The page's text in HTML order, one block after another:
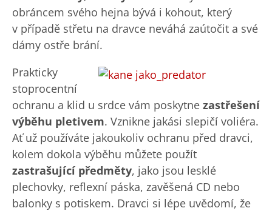
obráncem svého hejna bývá i kohout, který
v případě střetu na dravce neváhá zaútočit a své
dámy ostře brání.
Prakticky
stoprocentní
ochranu a klid u srdce vám poskytne zastřešení
výběhu pletivem. Vznikne jakási slepičí voliéra.
Ať už používáte jakoukoliv ochranu před dravci,
kolem dokola výběhu můžete použít
zastrašující předměty, jako jsou lesklé
plechovky, reflexní páska, zavěšená CD nebo
balonky s potiskem. Dravci si lépe uvědomí, že